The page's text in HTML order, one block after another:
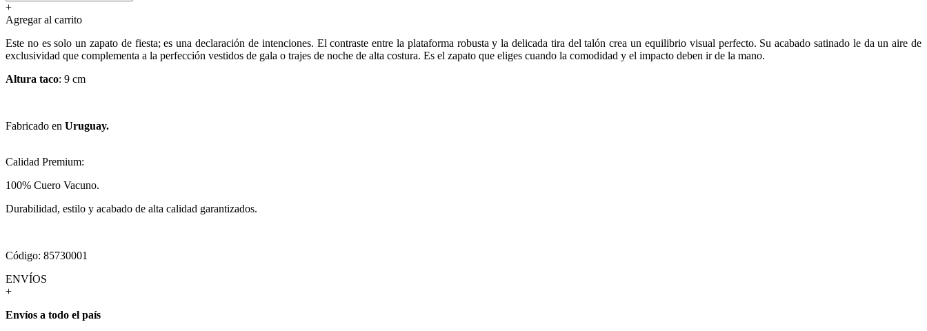
+
Agregar al carrito
Este no es solo un zapato de fiesta; es una declaración de intenciones. El contraste entre la plataforma robusta y la delicada tira del talón crea un equilibrio visual perfecto. Su acabado satinado le da un aire de
exclusividad que complementa a la perfección vestidos de gala o trajes de noche de alta costura. Es el zapato que eliges cuando la comodidad y el impacto deben ir de la mano.
Altura taco: 9 cm
Fabricado en Uruguay.
Calidad Premium:
100% Cuero Vacuno.
Durabilidad, estilo y acabado de alta calidad garantizados.
Código: 85730001
ENVÍOS
+
Envíos a todo el país